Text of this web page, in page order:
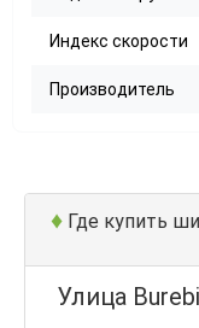
Индекс скорости
Производитель
♦Где купить
Улица